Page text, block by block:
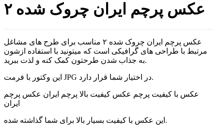
عکس پرچم ایران چروک شده ۲
عکس پرچم ایران چروک شده ۲ مناسب برای طرح های مشاغل
مرتبط با طراحی های گرافیکی است که میتونید با استفاده ازشون
به جذاب شدن طرحتون کمک کنه و لذت ببرید.
این وکتور با فرمت JPG در اختیار شما قرار دارد.
عکس با کیفیت پرچم عکس کیفیت بالا پرچم ایران عکس پرچم
ایران
این عکس با کیفیت بسیار بالا برای شما گذاشته شده.